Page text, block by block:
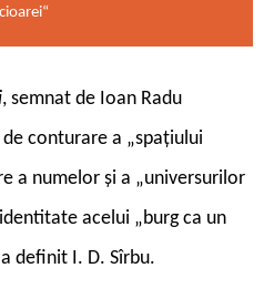
, semnat de Ioan Radu
conturare a „spațiului
a numelor și a „universurilor
acelui „burg ca un
definit I. D. Sîrbu.